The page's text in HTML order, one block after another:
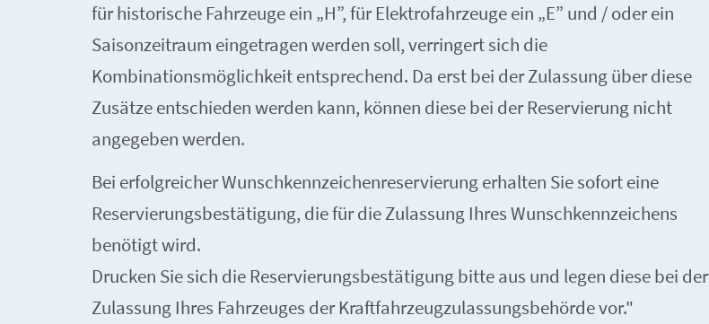
für historische Fahrzeuge ein „H”, für Elektrofahrzeuge ein „E” und / oder ein
Saisonzeitraum eingetragen werden soll, verringert sich die
Kombinationsmöglichkeit entsprechend. Da erst bei der Zulassung über diese
Zusätze entschieden werden kann, können diese bei der Reservierung nicht
angegeben werden.
Bei erfolgreicher Wunschkennzeichenreservierung erhalten Sie sofort eine
Reservierungsbestätigung, die für die Zulassung Ihres Wunschkennzeichens
benötigt wird.
Drucken Sie sich die Reservierungsbestätigung bitte aus und legen diese bei der
Zulassung Ihres Fahrzeuges der Kraftfahrzeugzulassungsbehörde vor."